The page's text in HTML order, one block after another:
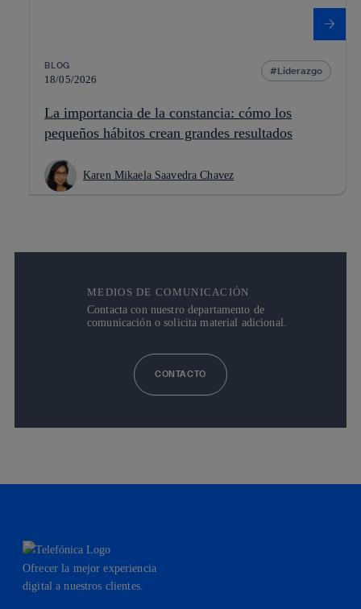
BLOG
18/05/2026
Liderazgo
La importancia de la constancia: cómo los
pequeños hábitos crean grandes resultados
Karen Mikaela Saavedra Chavez
MEDIOS DE COMUNICACIÓN
Contacta con nuestro departamento de
comunicación o solicita material adicional.
CONTACTO
Ofrecer la mejor experiencia
digital a nuestros clientes.